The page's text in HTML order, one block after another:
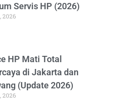
Servis HP (2026)
2026
HP Mati Total
di Jakarta dan
(Update 2026)
2026